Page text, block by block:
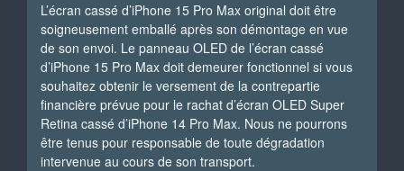
L’écran cassé d’iPhone 15 Pro Max original doit être
soigneusement emballé après son démontage en vue
de son envoi. Le panneau OLED de l’écran cassé
d’iPhone 15 Pro Max doit demeurer fonctionnel si vous
souhaitez obtenir le versement de la contrepartie
financière prévue pour le rachat d’écran OLED Super
Retina cassé d’iPhone 14 Pro Max. Nous ne pourrons
être tenus pour responsable de toute dégradation
intervenue au cours de son transport.